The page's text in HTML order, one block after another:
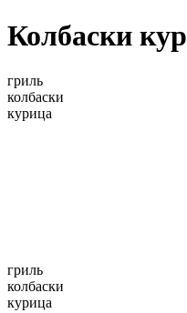
Колбаски
гриль
колбаски
курица
гриль
колбаски
курица